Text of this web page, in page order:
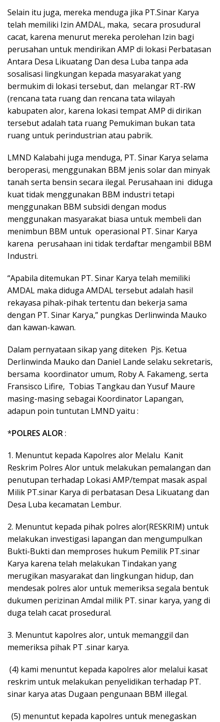
Selain itu juga, mereka menduga jika PT.Sinar Karya
telah memiliki Izin AMDAL, maka, secara prosudural
cacat, karena menurut mereka perolehan Izin bagi
perusahan untuk mendirikan AMP di lokasi Perbatasan
Antara Desa Likuatang Dan desa Luba tanpa ada
sosalisasi lingkungan kepada masyarakat yang
bermukim di lokasi tersebut, dan melangar RT-RW
(rencana tata ruang dan rencana tata wilayah
kabupaten alor, karena lokasi tempat AMP di dirikan
tersebut adalah tata ruang Pemukiman bukan tata
ruang untuk perindustrian atau pabrik.
LMND Kalabahi juga menduga, PT. Sinar Karya selama
beroperasi, menggunakan BBM jenis solar dan minyak
tanah serta bensin secara ilegal. Perusahaan ini diduga
kuat tidak menggunakan BBM industri tetapi
menggunakan BBM subsidi dengan modus
menggunakan masyarakat biasa untuk membeli dan
menimbun BBM untuk operasional PT. Sinar Karya
karena perusahaan ini tidak terdaftar mengambil BBM
Industri.
“Apabila ditemukan PT. Sinar Karya telah memiliki
AMDAL maka diduga AMDAL tersebut adalah hasil
rekayasa pihak-pihak tertentu dan bekerja sama
dengan PT. Sinar Karya,” pungkas Derlinwinda Mauko
dan kawan-kawan.
Dalam pernyataan sikap yang diteken Pjs. Ketua
Derlinwinda Mauko dan Daniel Lande selaku sekretaris,
bersama koordinator umum, Roby A. Fakameng, serta
Fransisco Lifire, Tobias Tangkau dan Yusuf Maure
masing-masing sebagai Koordinator Lapangan,
adapun poin tuntutan LMND yaitu :
*POLRES ALOR:
1. Menuntut kepada Kapolres alor Melalu Kanit
Reskrim Polres Alor untuk melakukan pemalangan dan
penutupan terhadap Lokasi AMP/tempat masak aspal
Milik PT.sinar Karya di perbatasan Desa Likuatang dan
Desa Luba kecamatan Lembur.
2. Menuntut kepada pihak polres alor(RESKRIM) untuk
melakukan investigasi lapangan dan mengumpulkan
Bukti-Bukti dan memproses hukum Pemilik PT.sinar
Karya karena telah melakukan Tindakan yang
merugikan masyarakat dan lingkungan hidup, dan
mendesak polres alor untuk memeriksa segala bentuk
dukumen perizinan Amdal milik PT. sinar karya, yang di
duga telah cacat prosedural.
3. Menuntut kapolres alor, untuk memanggil dan
memeriksa pihak PT .sinar karya.
(4) kami menuntut kepada kapolres alor melalui kasat
reskrim untuk melakukan penyelidikan terhadap PT.
sinar karya atas Dugaan pengunaan BBM illegal.
(5) menuntut kepada kapolres untuk menegaskan